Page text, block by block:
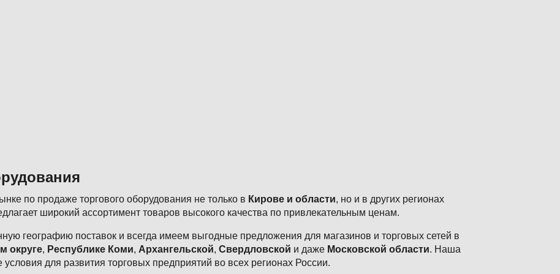
по продаже торгового оборудования не только в Кирове и области, но и в других регионах
широкий ассортимент товаров высокого качества по привлекательным ценам.
географию поставок и всегда имеем выгодные предложения для магазинов и торговых сетей в
округе, Республике Коми, Архангельской, Свердловской и даже Московской области. Наша
для развития торговых предприятий во всех регионах России.